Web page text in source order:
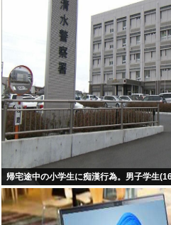
帰宅途中の小学生に痴漢行為。男子学生